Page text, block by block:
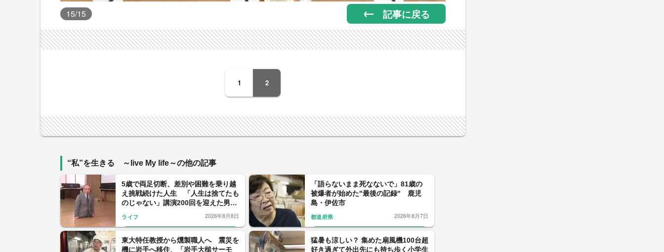
15/15 記事に戻る
1 2
“私”を生きる ～live My life～の他の記事
5歳で両足切断、差別や困難を乗り越
え挑戦続けた人生 「人生は捨てたも
のじゃない」講演200回を迎えた男性
が若者へ贈るメッセージ 岩手
ライフ 2026年8月8日
「語らないまま死なないで」81歳の
被爆者が始めた"最後の記録" 鹿児
島・伊佐市
都道府県 2026年8月7日
東大特任教授から燻製職人へ 震災を
機に岩手へ移住、「岩手大槌サーモ
猛暑も涼しい？ 集めた扇風機100台超
好き過ぎて外出先にも持ち歩く小学生